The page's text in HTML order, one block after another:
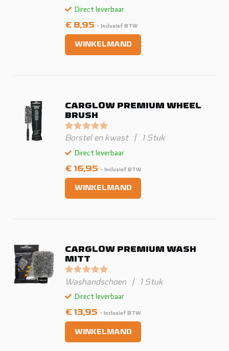
Direct leverbaar
€ 8,95 - Inclusief BTW
WINKELMAND
CARGLOW PREMIUM WHEEL
BRUSH
Gewaardeerd0 uit 5
Borstel en kwast | 1 Stuk
Direct leverbaar
€ 16,95 - Inclusief BTW
WINKELMAND
CARGLOW PREMIUM WASH
MITT
Gewaardeerd0 uit 5
Washandschoen | 1 Stuk
Direct leverbaar
€ 13,95 - Inclusief BTW
WINKELMAND